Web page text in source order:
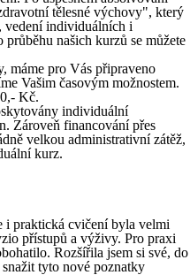
tělesné výchovy", který
vedení individuálních i
našich kurzů se můžete
máme pro Vás připraveno
Vašim časovým možnostem.
Kč.
individuální
Zároveň financování přes
velkou administrativní zátěž,
kurz.
praktická cvičení byla velmi
přístupů a výživy. Pro praxi
Rozšířila jsem si své, do
tyto nové poznatky